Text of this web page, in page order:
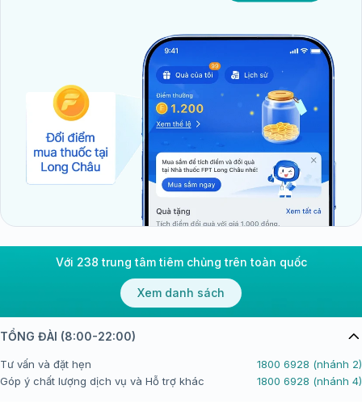
Với 238 trung tâm tiêm chủng trên toàn quốc
Xem danh sách
TỔNG ĐÀI (8:00-22:00)
Tư vấn và đặt hẹn
1800 6928 (nhánh 2)
Góp ý chất lượng dịch vụ và Hỗ trợ khác
1800 6928 (nhánh 4)